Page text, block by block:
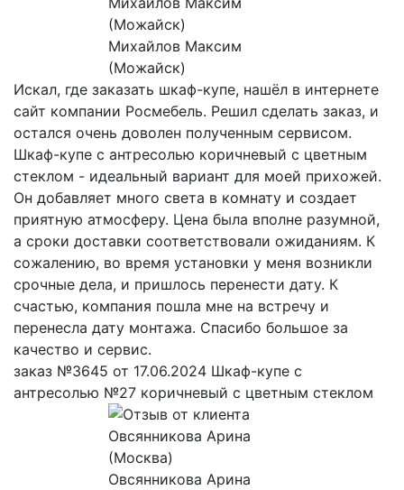
Михайлов Максим
(Можайск)
Искал, где заказать шкаф-купе, нашёл в интернете
сайт компании Росмебель. Решил сделать заказ, и
остался очень доволен полученным сервисом.
Шкаф-купе с антресолью коричневый с цветным
стеклом - идеальный вариант для моей прихожей.
Он добавляет много света в комнату и создает
приятную атмосферу. Цена была вполне разумной,
а сроки доставки соответствовали ожиданиям. К
сожалению, во время установки у меня возникли
срочные дела, и пришлось перенести дату. К
счастью, компания пошла мне на встречу и
перенесла дату монтажа. Спасибо большое за
качество и сервис.
заказ №3645 от 17.06.2024 Шкаф-купе с
антресолью №27 коричневый с цветным стеклом
Овсянникова Арина